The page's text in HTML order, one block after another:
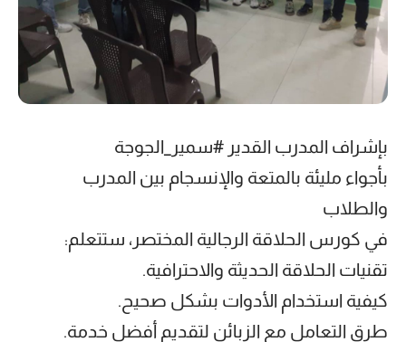
بإشراف المدرب القدير #سمير_الجوجة
بأجواء مليئة بالمتعة والإنسجام بين المدرب
والطلاب
في كورس الحلاقة الرجالية المختصر، ستتعلم:
تقنيات الحلاقة الحديثة والاحترافية.
كيفية استخدام الأدوات بشكل صحيح.
طرق التعامل مع الزبائن لتقديم أفضل خدمة.